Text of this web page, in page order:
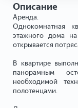
Описание
Аренда.
Однокомнатная
этажного дома
открывается
В квартире
панорамным
необходимой
полотенцами.